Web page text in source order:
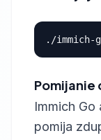
Immich
pomija